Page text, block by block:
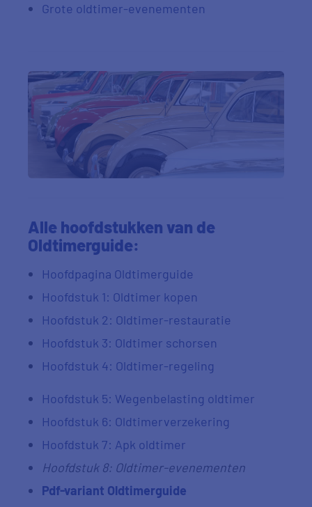
Grote oldtimer-evenementen
Alle hoofdstukken van de
Oldtimerguide:
Hoofdpagina Oldtimerguide
Hoofdstuk 1: Oldtimer kopen
Hoofdstuk 2: Oldtimer-restauratie
Hoofdstuk 3: Oldtimer schorsen
Hoofdstuk 4: Oldtimer-regeling
Hoofdstuk 5: Wegenbelasting oldtimer
Hoofdstuk 6: Oldtimerverzekering
Hoofdstuk 7: Apk oldtimer
Hoofdstuk 8: Oldtimer-evenementen
Pdf-variant Oldtimerguide